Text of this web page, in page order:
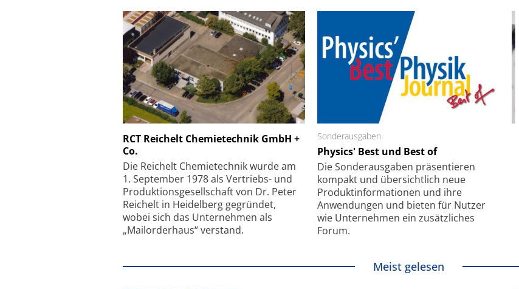
RCT Reichelt Chemietechnik GmbH +
Co.
Die Reichelt Chemietechnik wurde am
1. September 1978 als Vertriebs- und
Produktionsgesellschaft von Dr. Peter
Reichelt in Heidelberg gegründet,
wobei sich das Unternehmen als
„Mailorderhaus“ verstand.
Sonderausgaben
Physics' Best und Best of
Die Sonder­ausgaben präsentieren
kompakt und übersichtlich neue
Produkt­informationen und ihre
Anwendungen und bieten für Nutzer
wie Unternehmen ein zusätzliches
Forum.
Schäfter + Kirchhoff GmbH
Feinfokussierungsmechanismus
Elektronenmikroskopie auf
kleinstem Raum
Meist gelesen